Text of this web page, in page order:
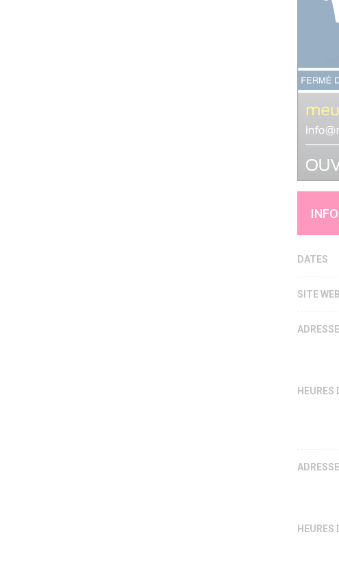
DATES
SITE WEB
ADRESSE
HEURES
ADRESSE
HEURES